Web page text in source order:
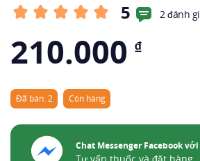
5 2 đánh
210.000 ₫
Đã bán: 2 Còn hàng
Chat Messenger Facebook